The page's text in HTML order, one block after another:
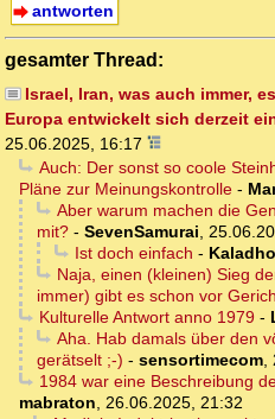
antworten
gesamter Thread:
Israel, Iran, was auch immer,
Europa entwickelt sich derzeit
25.06.2025, 16:17
Auch: Der sonst so coole
Pläne zur Meinungskontrolle -
Aber warum machen die
mit? - SevenSamurai,
Ist doch einfach -
Naja, einen (kleinen) Sieg
immer) gibt es schon vor
Kulturelle Antwort anno 1979-
Aha. Hab damals über den
gerätselt ;-) - sensortimecom,
1984 war eine Beschreibung
mabraton, 26.06.2025, 21:32